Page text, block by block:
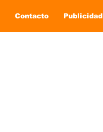
Contacto Publicidad